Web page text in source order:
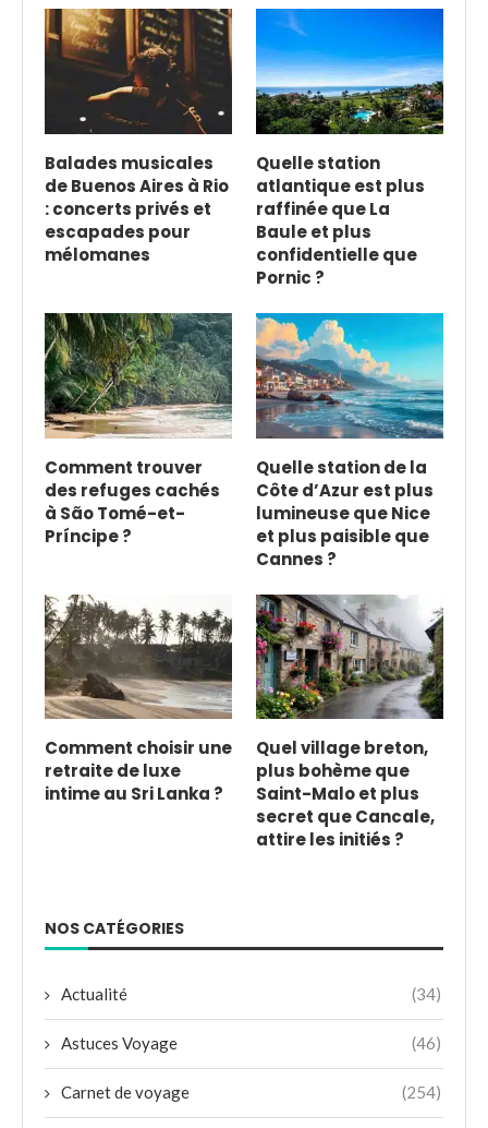
Balades musicales
de Buenos Aires à Rio
: concerts privés et
escapades pour
mélomanes
Quelle station
atlantique est plus
raffinée que La
Baule et plus
confidentielle que
Pornic ?
Comment trouver
des refuges cachés
à São Tomé-et-
Príncipe ?
Quelle station de la
Côte d’Azur est plus
lumineuse que Nice
et plus paisible que
Cannes ?
Comment choisir une
retraite de luxe
intime au Sri Lanka ?
Quel village breton,
plus bohème que
Saint-Malo et plus
secret que Cancale,
attire les initiés ?
NOS CATÉGORIES
Actualité (34)
Astuces Voyage (46)
Carnet de voyage (254)